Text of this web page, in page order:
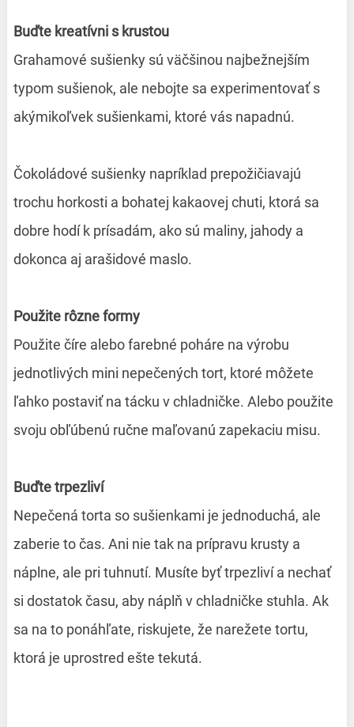
Buďte kreatívni s krustou
Grahamové sušienky sú väčšinou najbežnejším
typom sušienok, ale nebojte sa experimentovať s
akýmikoľvek sušienkami, ktoré vás napadnú.
Čokoládové sušienky napríklad prepožičiavajú
trochu horkosti a bohatej kakaovej chuti, ktorá sa
dobre hodí k prísadám, ako sú maliny, jahody a
dokonca aj arašidové maslo.
Použite rôzne formy
Použite číre alebo farebné poháre na výrobu
jednotlivých mini nepečených tort, ktoré môžete
ľahko postaviť na tácku v chladničke. Alebo použite
svoju obľúbenú ručne maľovanú zapekaciu misu.
Buďte trpezliví
Nepečená torta so sušienkami je jednoduchá, ale
zaberie to čas. Ani nie tak na prípravu krusty a
náplne, ale pri tuhnutí. Musíte byť trpezliví a nechať
si dostatok času, aby náplň v chladničke stuhla. Ak
sa na to ponáhľate, riskujete, že narežete tortu,
ktorá je uprostred ešte tekutá.